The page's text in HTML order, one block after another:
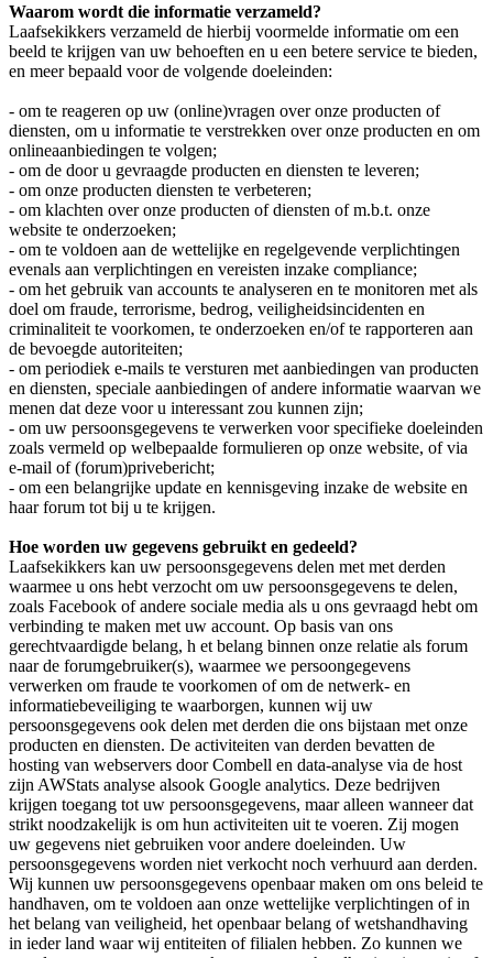
Waarom wordt die informatie verzameld?
Laafsekikkers verzameld de hierbij voormelde informatie om een
beeld te krijgen van uw behoeften en u een betere service te bieden,
en meer bepaald voor de volgende doeleinden:
- om te reageren op uw (online)vragen over onze producten of
diensten, om u informatie te verstrekken over onze producten en om
onlineaanbiedingen te volgen;
- om de door u gevraagde producten en diensten te leveren;
- om onze producten diensten te verbeteren;
- om klachten over onze producten of diensten of m.b.t. onze
website te onderzoeken;
- om te voldoen aan de wettelijke en regelgevende verplichtingen
evenals aan verplichtingen en vereisten inzake compliance;
- om het gebruik van accounts te analyseren en te monitoren met als
doel om fraude, terrorisme, bedrog, veiligheidsincidenten en
criminaliteit te voorkomen, te onderzoeken en/of te rapporteren aan
de bevoegde autoriteiten;
- om periodiek e-mails te versturen met aanbiedingen van producten
en diensten, speciale aanbiedingen of andere informatie waarvan we
menen dat deze voor u interessant zou kunnen zijn;
- om uw persoonsgegevens te verwerken voor specifieke doeleinden
zoals vermeld op welbepaalde formulieren op onze website, of via
e-mail of (forum)privebericht;
- om een belangrijke update en kennisgeving inzake de website en
haar forum tot bij u te krijgen.
Hoe worden uw gegevens gebruikt en gedeeld?
Laafsekikkers kan uw persoonsgegevens delen met met derden
waarmee u ons hebt verzocht om uw persoonsgegevens te delen,
zoals Facebook of andere sociale media als u ons gevraagd hebt om
verbinding te maken met uw account. Op basis van ons
gerechtvaardigde belang, h et belang binnen onze relatie als forum
naar de forumgebruiker(s), waarmee we persoongegevens
verwerken om fraude te voorkomen of om de netwerk- en
informatiebeveiliging te waarborgen, kunnen wij uw
persoonsgegevens ook delen met derden die ons bijstaan met onze
producten en diensten. De activiteiten van derden bevatten de
hosting van webservers door Combell en data-analyse via de host
zijn AWStats analyse alsook Google analytics. Deze bedrijven
krijgen toegang tot uw persoonsgegevens, maar alleen wanneer dat
strikt noodzakelijk is om hun activiteiten uit te voeren. Zij mogen
uw gegevens niet gebruiken voor andere doeleinden. Uw
persoonsgegevens worden niet verkocht noch verhuurd aan derden.
Wij kunnen uw persoonsgegevens openbaar maken om ons beleid te
handhaven, om te voldoen aan onze wettelijke verplichtingen of in
het belang van veiligheid, het openbaar belang of wetshandhaving
in ieder land waar wij entiteiten of filialen hebben. Zo kunnen we